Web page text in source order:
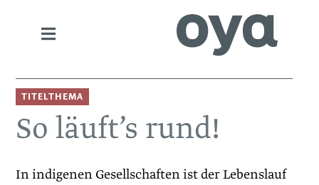
TITELTHEMA
So läuft’s rund!
In indigenen Gesellschaften ist der Lebenslauf